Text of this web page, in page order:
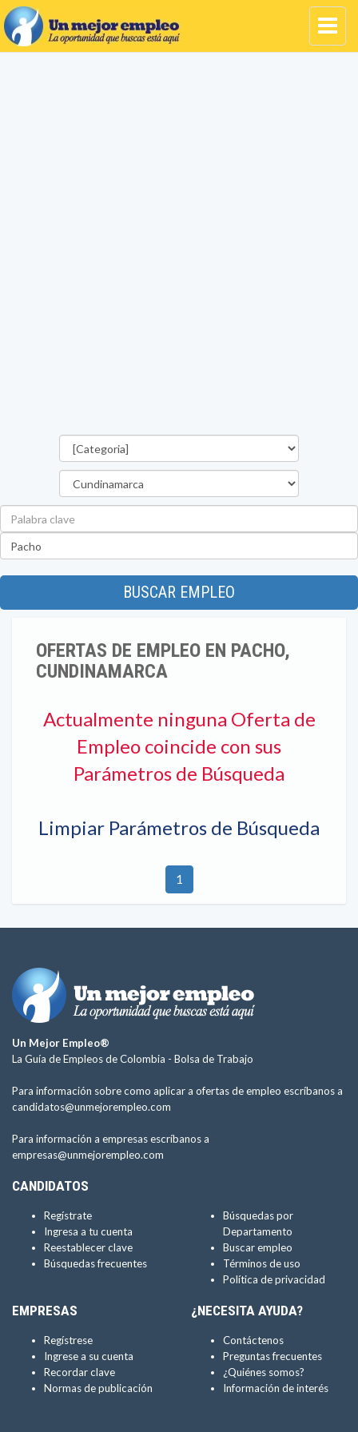
BUSCAR EMPLEO
OFERTAS DE EMPLEO EN PACHO,
CUNDINAMARCA
Actualmente ninguna Oferta de
Empleo coincide con sus
Parámetros de Búsqueda
Limpiar Parámetros de Búsqueda
1
Un Mejor Empleo®
La Guía de Empleos de Colombia - Bolsa de Trabajo
Para información sobre como aplicar a ofertas de empleo escríbanos a
candidatos@unmejorempleo.com
Para información a empresas escríbanos a
empresas@unmejorempleo.com
CANDIDATOS
Regístrate
Ingresa a tu cuenta
Reestablecer clave
Búsquedas frecuentes
Búsquedas por
Departamento
Buscar empleo
Términos de uso
Política de privacidad
EMPRESAS
Regístrese
Ingrese a su cuenta
Recordar clave
Normas de publicación
¿NECESITA AYUDA?
Contáctenos
Preguntas frecuentes
¿Quiénes somos?
Información de interés